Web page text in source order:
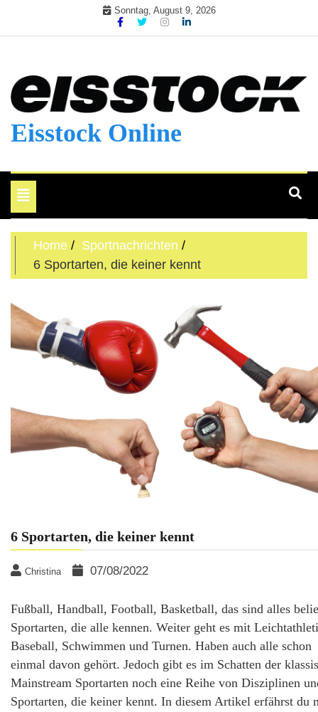
Sonntag, August 9, 2026
Eisstock Online
Toggle
navigation
Home
Sportnachrichten
6 Sportarten, die keiner kennt
6 Sportarten, die keiner kennt
Christina 07/08/2022
Fußball, Handball, Football, Basketball, das sind alles
Sportarten, die alle kennen. Weiter geht es mit
Baseball, Schwimmen und Turnen. Haben auch alle schon
einmal davon gehört. Jedoch gibt es im Schatten der
Mainstream Sportarten noch eine Reihe von Disziplinen
Sportarten, die keiner kennt. In diesem Artikel erfährst du